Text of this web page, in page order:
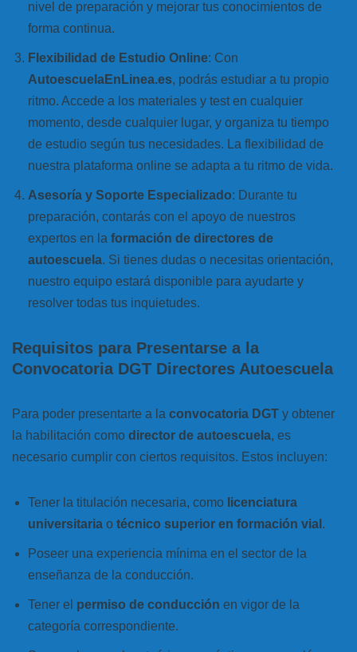
nivel de preparación y mejorar tus conocimientos de
forma continua.
Flexibilidad de Estudio Online: Con
AutoescuelaEnLinea.es, podrás estudiar a tu propio
ritmo. Accede a los materiales y test en cualquier
momento, desde cualquier lugar, y organiza tu tiempo
de estudio según tus necesidades. La flexibilidad de
nuestra plataforma online se adapta a tu ritmo de vida.
Asesoría y Soporte Especializado: Durante tu
preparación, contarás con el apoyo de nuestros
expertos en la formación de directores de
autoescuela. Si tienes dudas o necesitas orientación,
nuestro equipo estará disponible para ayudarte y
resolver todas tus inquietudes.
Requisitos para Presentarse a la
Convocatoria DGT Directores Autoescuela
Para poder presentarte a la convocatoria DGT y obtener
la habilitación como director de autoescuela, es
necesario cumplir con ciertos requisitos. Estos incluyen:
Tener la titulación necesaria, como licenciatura
universitaria o técnico superior en formación vial .
Poseer una experiencia mínima en el sector de la
enseñanza de la conducción.
Tener el permiso de conducción en vigor de la
categoría correspondiente.